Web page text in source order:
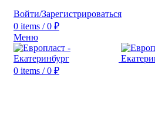
Войти/Зарегистрироваться
0 items / 0 ₽
Меню
0 items / 0 ₽